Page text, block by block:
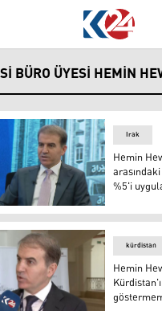
BÜRO ÜYESI HEMIN
(FOTO- Arşiv)
Irak
Hemin
%5'i
kürdistan
Hemin